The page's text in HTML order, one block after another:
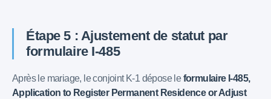
Étape 5 : Ajustement de statut par
formulaire I-485
Après le mariage, le conjoint K-1 dépose leformulaire I-485,
Application to Register Permanent Residence or Adjust